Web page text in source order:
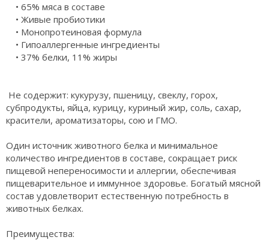
• 65% мяса в составе
• Живые пробиотики
• Монопротеиновая формула
• Гипоаллергенные ингредиенты
• 37% белки, 11% жиры
Не содержит: кукурузу, пшеницу, свеклу, горох,
субпродукты, яйца, курицу, куриный жир, соль, сахар,
красители, ароматизаторы, сою и ГМО.
Один источник животного белка и минимальное
количество ингредиентов в составе, сокращает риск
пищевой непереносимости и аллергии, обеспечивая
пищеварительное и иммунное здоровье. Богатый мясной
состав удовлетворит естественную потребность в
животных белках.
Преимущества: